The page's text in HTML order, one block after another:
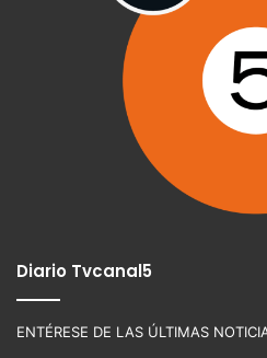
Diario Tvcanal5
ENTÉRESE DE LAS ÚLTIMAS